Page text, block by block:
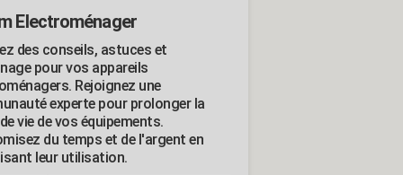
Electroménager
des conseils, astuces et
pour vos appareils
Rejoignez une
experte pour prolonger la
vie de vos équipements.
du temps et de l'argent en
leur utilisation.